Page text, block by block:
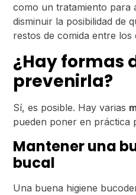
como un tratamiento para
disminuir la posibilidad de
restos de comida entre los
¿Hay formas
prevenirla?
Sí, es posible. Hay varias
pueden poner en práctica
Mantener una
bucal
Una buena higiene